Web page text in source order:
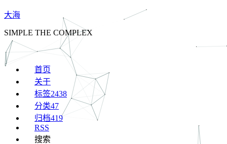
大海
SIMPLE THE COMPLEX
首页
关于
标签2438
分类47
归档419
RSS
搜索